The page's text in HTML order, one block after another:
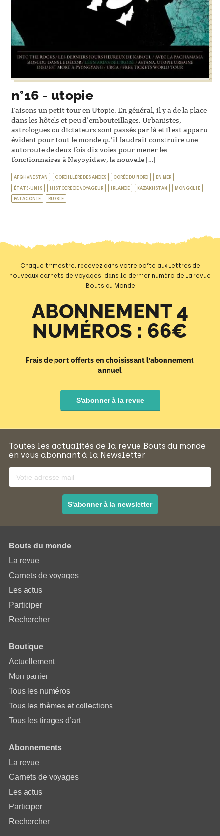
n°16 - utopie
Faisons un petit tour en Utopie. En général, il y a de la place
dans les hôtels et peu d’embouteillages. Urbanistes,
astrologues ou dictateurs sont passés par là et il est apparu
évident pour tout le monde qu’il faudrait construire une
autoroute de deux fois dix voies pour mener les
fonctionnaires à Naypyidaw, la nouvelle […]
AFGHANISTAN CORDILLÈRE DES ANDES CORÉE DU NORD
EN MER
ÉTATS-UNIS
HISTOIRE DE VOYAGEUR IRLANDE KAZAKHSTAN
MONGOLIE
PATAGONIE
RUSSIE
Chaque trimestre, recevez dans votre boîte aux lettres de
nouveaux carnets de voyages, dans le dernier numéro de la revue
Bouts du Monde
ABONNEMENT 4
NUMÉROS : 66€
Frais de port offerts en choisissant l’abonnement
annuel
S'abonner à la revue
Toutes les actualités de la revue Bouts du monde
en vous abonnant à la Newsletter
S'abonner à la newsletter
Bouts du monde
La revue
Carnets de voyages
Les actus
Participer
Rechercher
Boutique
Actuellement
Mon panier
Tous les numéros
Tous les thèmes et collections
Tous les tirages d’art
Abonnements
La revue
Carnets de voyages
Les actus
Participer
Rechercher